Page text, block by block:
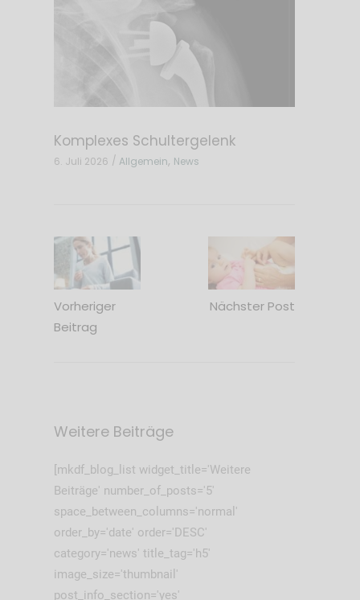
Komplexes Schultergelenk
6. Juli 2026 Allgemein, News
Vorheriger
Beitrag
Nächster Post
Weitere Beiträge
[mkdf_blog_list widget_title='Weitere
Beiträge' number_of_posts='5'
space_between_columns='normal'
order_by='date' order='DESC'
category='news' title_tag='h5'
image_size='thumbnail'
post_info_section='yes'